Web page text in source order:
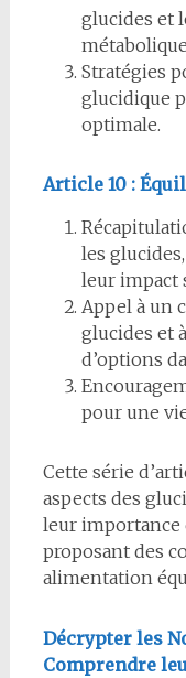
glucides et
Stratégies
glucidique
optimale.
Article 10 :
les
leur impact
Appel à un
glucides et
d’options
pour une
Cette série
aspects des
leur
proposant des
alimentation
Décrypter les
Comprendre